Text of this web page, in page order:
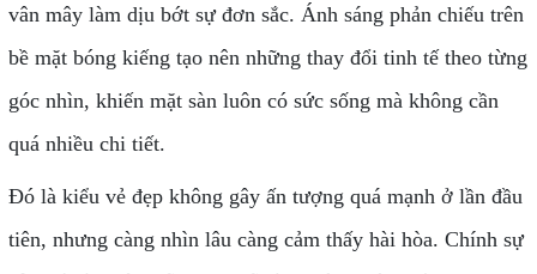
vân mây làm dịu bớt sự đơn sắc. Ánh sáng phản chiếu trên
bề mặt bóng kiếng tạo nên những thay đổi tinh tế theo từng
góc nhìn, khiến mặt sàn luôn có sức sống mà không cần
quá nhiều chi tiết.
Đó là kiểu vẻ đẹp không gây ấn tượng quá mạnh ở lần đầu
tiên, nhưng càng nhìn lâu càng cảm thấy hài hòa. Chính sự